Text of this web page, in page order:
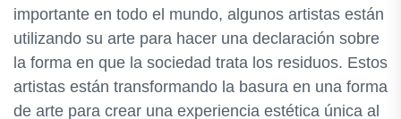
importante en todo el mundo, algunos artistas están
utilizando su arte para hacer una declaración sobre
la forma en que la sociedad trata los residuos. Estos
artistas están transformando la basura en una forma
de arte para crear una experiencia estética única al